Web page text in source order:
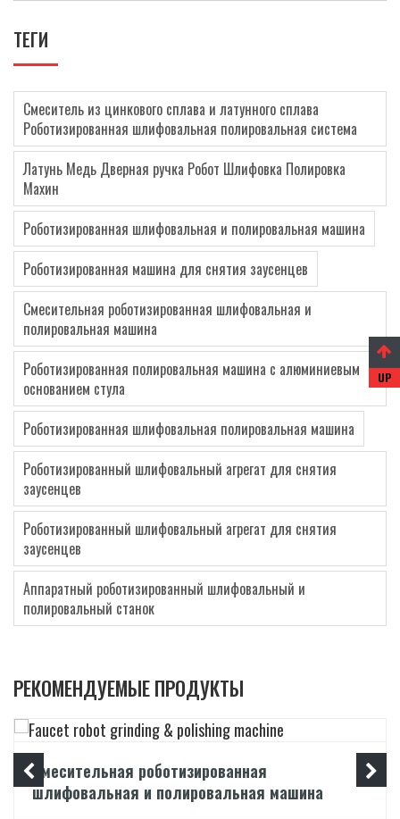
ТЕГИ
Смеситель из цинкового сплава и латунного сплава
Роботизированная шлифовальная полировальная система
Латунь Медь Дверная ручка Робот Шлифовка Полировка
Махин
Роботизированная шлифовальная и полировальная машина
Роботизированная машина для снятия заусенцев
Смесительная роботизированная шлифовальная и
полировальная машина
Роботизированная полировальная машина с алюминиевым
основанием стула
Роботизированная шлифовальная полировальная машина
Роботизированный шлифовальный агрегат для снятия
заусенцев
Роботизированный шлифовальный агрегат для снятия
заусенцев
Аппаратный роботизированный шлифовальный и
полировальный станок
РЕКОМЕНДУЕМЫЕ ПРОДУКТЫ
Смесительная роботизированная
шлифовальная и полировальная машина